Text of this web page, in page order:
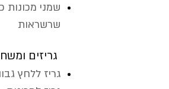
שמני מכונות
שרשראות
גריזים
גריז ללחץ